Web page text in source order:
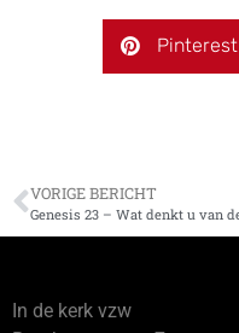
Pinterest
VORIGE BERICHT
In de kerk vzw